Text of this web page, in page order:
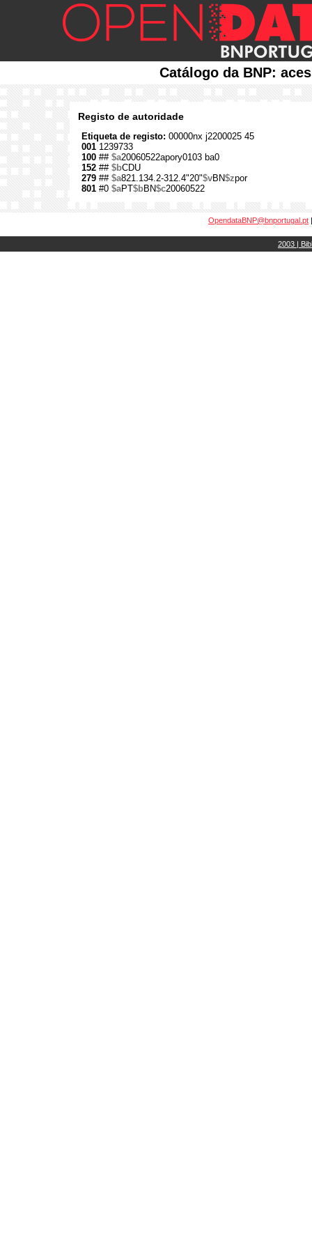
Catálogo da BNP:
Registo de autoridade
Etiqueta de registo: 00000nx j2200025 45
001 1239733
100 ## $a20060522apory0103 ba0
152 ## $bCDU
279 ## $a821.134.2-312.4"20"$vBN$zpor
801 #0 $aPT$bBN$c20060522
OpendataBNP@bnportugal.pt
2003 |